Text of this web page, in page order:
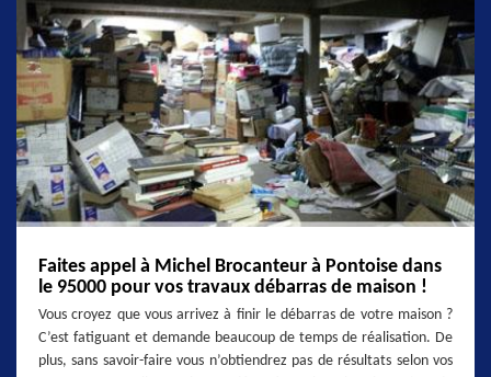
Faites appel à Michel Brocanteur à Pontoise dans
le 95000 pour vos travaux débarras de maison !
Vous croyez que vous arrivez à finir le débarras de votre maison ?
C’est fatiguant et demande beaucoup de temps de réalisation. De
plus, sans savoir-faire vous n’obtiendrez pas de résultats selon vos